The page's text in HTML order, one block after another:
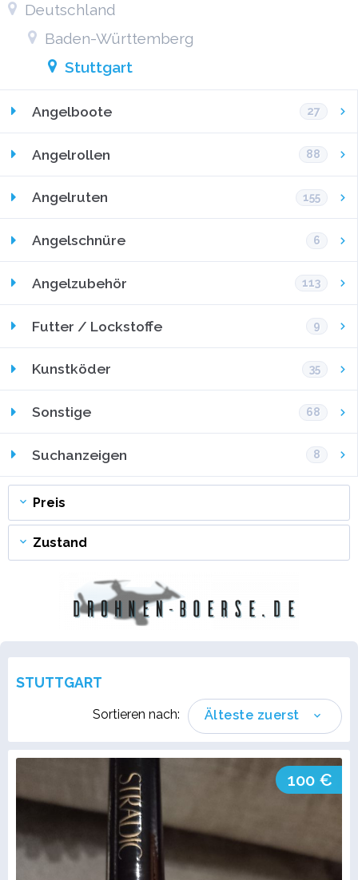
Deutschland
Baden-Württemberg
Stuttgart
Angelboote 27
Angelrollen 88
Angelruten 155
Angelschnüre 6
Angelzubehör 113
Futter / Lockstoffe 9
Kunstköder 35
Sonstige 68
Suchanzeigen 8
Preis
Zustand
STUTTGART
Älteste zuerst
Sortieren nach:
100 €